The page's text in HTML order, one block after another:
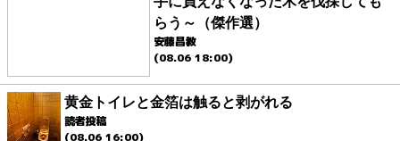
らう～（傑作選）
安藤昌教
(08.06 18:00)
黄金トイレと金箔は触ると剥がれる
読者投稿
(08.06 16:00)